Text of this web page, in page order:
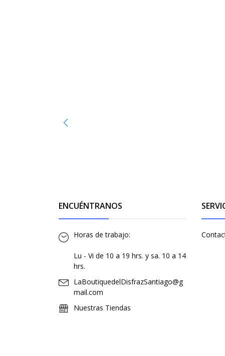
ENCUÉNTRANOS
Horas de trabajo:
Lu - Vi de 10 a 19 hrs. y sa. 10 a 14
hrs.
LaBoutiquedelDisfrazSantiago@g
mail.com
Nuestras Tiendas